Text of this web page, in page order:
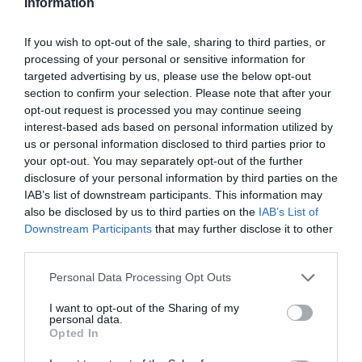
If you wish to opt-out of the sale, sharing to third parties, or
processing of your personal or sensitive information for
targeted advertising by us, please use the below opt-out
section to confirm your selection. Please note that after your
opt-out request is processed you may continue seeing
interest-based ads based on personal information utilized by
us or personal information disclosed to third parties prior to
your opt-out. You may separately opt-out of the further
disclosure of your personal information by third parties on the
IAB’s list of downstream participants. This information may
also be disclosed by us to third parties on the IAB’s List of
Downstream Participants that may further disclose it to other
Personal Data Processing Opt Outs
I want to opt-out of the Sharing of my
personal data.
Opted In
Se estimează că
Compania le recomandă tuturor pasagerilor care au
achiziționat bilete pentru ziua grevei să verifice
starea zborurilor lor înainte de a ajunge la aeroport.
În caz de anulare sau modificare a orarului zborului,
pasagerii au dreptul de a-și schimba rezervările fără
nicio penalizare sau de a solicita rambursarea
biletelor (doar în cazul în care zborul a fost anulat sau
a suferit o întârziere de peste 5 ore) până la data de
Calculul pensiilor pentru îngrijitoare și menajere
în Italia: ghid practic. Ce pensie vei avea după 5 ani
de contribuții